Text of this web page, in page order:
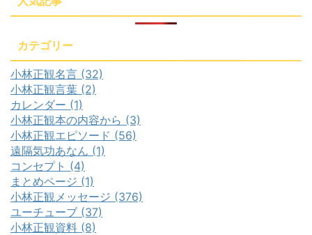
カテゴリー
小林正観名言 (32)
小林正観言葉 (2)
カレンダー (1)
小林正観本の内容から (3)
小林正観エピソード (56)
遠隔気功あなん (1)
コンセプト (4)
まとめページ (1)
小林正観メッセージ (376)
ユーチューブ (37)
小林正観資料 (8)